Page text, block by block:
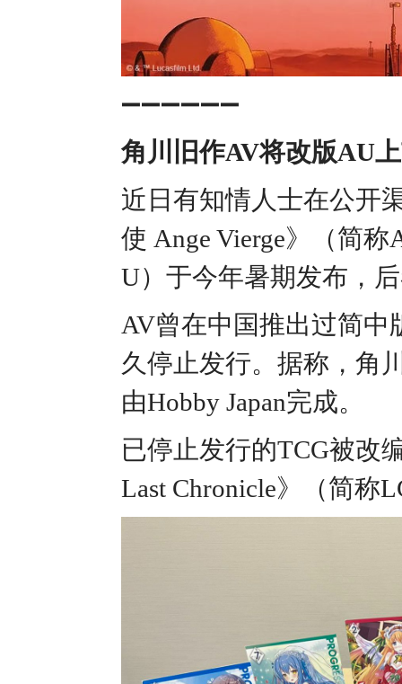
➖➖➖➖➖➖
角川旧作AV将改版AU
近日有知情人士在公开
使 Ange Vierge》（简
U）于今年暑期发布，
AV曾在中国推出过简中
久停止发行。据称，角
由Hobby Japan完成。
已停止发行的TCG被改
Last Chronicle》（简称